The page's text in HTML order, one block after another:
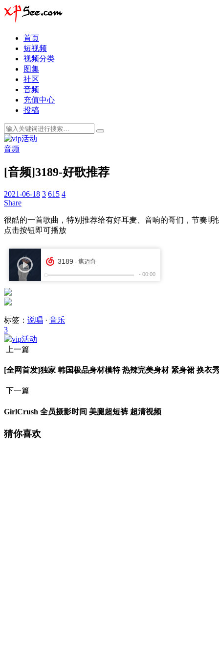
首页
短视频
视频分类
图集
社区
音频
充值中心
投稿
音频
[音频]3189-好歌推荐
2021-06-18 3 615 4
Share
很酷的一首歌曲，特别推荐给有好耳麦、音响的哥们，节奏明
点击按钮即可播放
标签： 说唱 · 音乐
3
上一篇
[全网首发]独家 韩国极品身材模特 热辣完美身材 紧身裙 换衣
下一篇
GirlCrush 全员摄影时间 美腿超短裤 超清视频
猜你喜欢